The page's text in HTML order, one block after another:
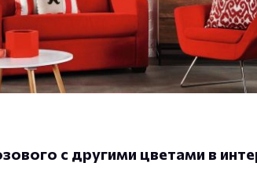
с другими цветами в